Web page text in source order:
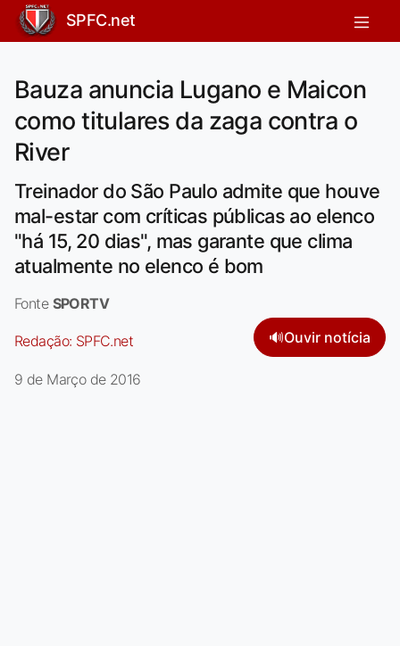
SPFC.net
Bauza anuncia Lugano e Maicon
como titulares da zaga contra o
River
Treinador do São Paulo admite que houve
mal-estar com críticas públicas ao elenco
"há 15, 20 dias", mas garante que clima
atualmente no elenco é bom
Fonte SPORTV
Redação: SPFC.net 🔊Ouvir notícia
9 de Março de 2016